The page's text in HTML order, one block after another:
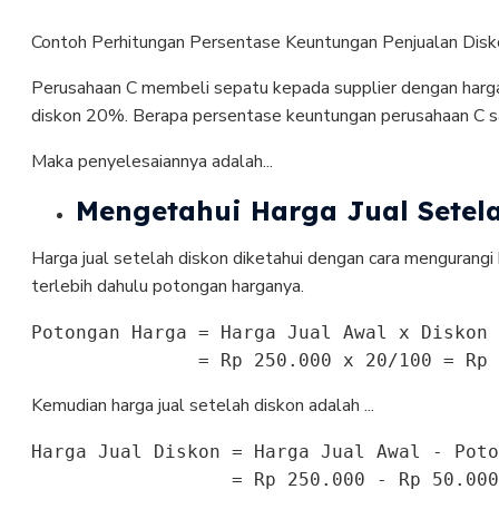
Contoh Perhitungan Persentase Keuntungan Penjualan
Perusahaan C membeli sepatu kepada supplier dengan
diskon 20%. Berapa persentase keuntungan perusahaan C
Maka penyelesaiannya adalah...
Mengetahui Harga Jual
Harga jual setelah diskon diketahui dengan cara
terlebih dahulu potongan harganya.
Potongan Harga = Harga Jual Awal x Diskon
= Rp 250.000 x 20/100 = Rp
Kemudian harga jual setelah diskon adalah ...
Harga Jual Diskon = Harga Jual Awal -
= Rp 250.000 - Rp